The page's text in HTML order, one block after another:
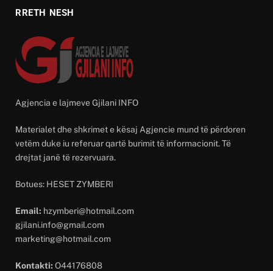
RRETH NESH
Agjencia e lajmeve Gjilani INFO
Materialet dhe shkrimet e kësaj Agjencie mund të përdoren
vetëm duke iu referuar qartë burimit të informacionit. Të
drejtat janë të rezervuara.
Botues: HESET ZYMBERI
Email: hzymberi@hotmail.com
gjilani.info@gmail.com
marketing@hotmail.com
Kontakti: O44176808